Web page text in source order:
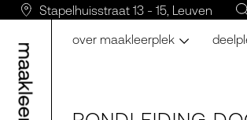
Stapelhuisstraat 13 - 15, Leuven
over maakleerplek